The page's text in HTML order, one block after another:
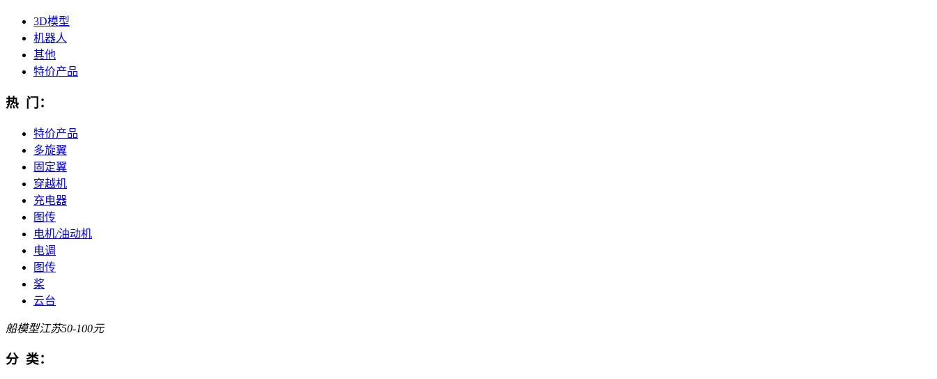
3D模型
机器人
其他
特价产品
热 门：
特价产品
多旋翼
固定翼
穿越机
充电器
图传
电机/油动机
电调
图传
桨
云台
船模型江苏50-100元
分 类：